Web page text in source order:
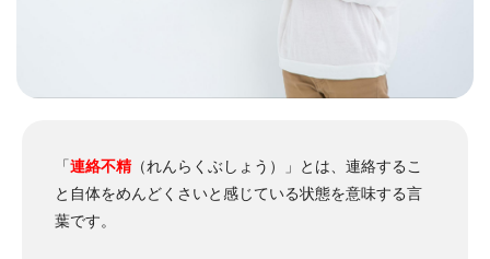
「連絡不精（れんらくぶしょう）」とは、連絡するこ
と自体をめんどくさいと感じている状態を意味する言
葉です。